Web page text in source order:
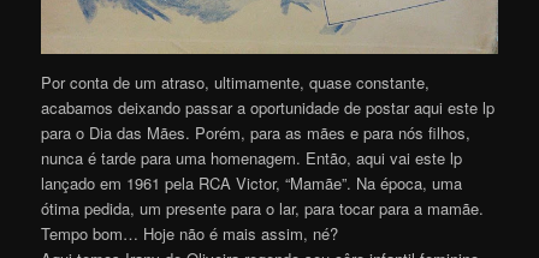
Por conta de um atraso, ultimamente, quase constante,
acabamos deixando passar a oportunidade de postar aqui este lp
para o Dia das Mães. Porém, para as mães e para nós filhos,
nunca é tarde para uma homenagem. Então, aqui vai este lp
lançado em 1961 pela RCA Victor, “Mamãe”. Na época, uma
ótima pedida, um presente para o lar, para tocar para a mamãe.
Tempo bom… Hoje não é mais assim, né?